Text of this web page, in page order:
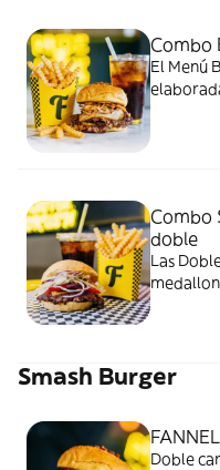
Combo
El Menú
Combo
doble
Las
que se
dejará
Smash Burger
Doble